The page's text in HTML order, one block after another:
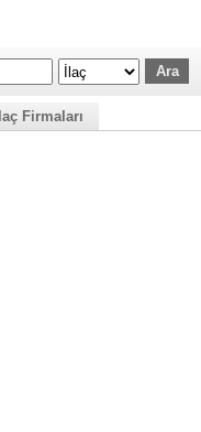
İlaç Firmaları